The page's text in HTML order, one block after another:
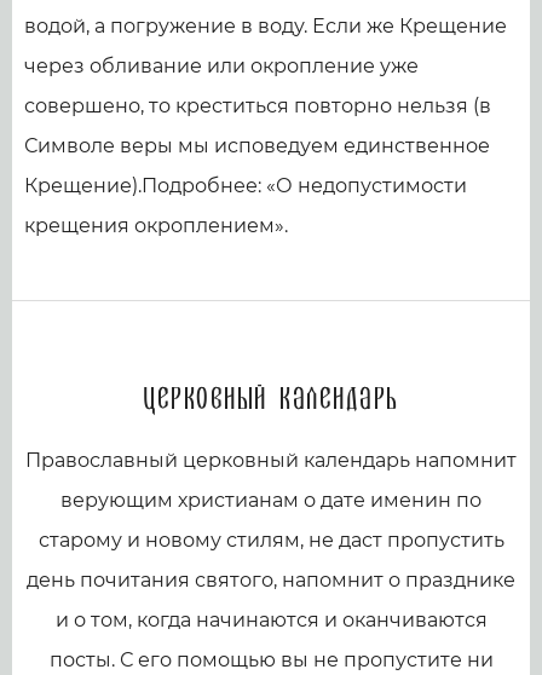
водой, а погружение в воду. Если же Крещение
через обливание или окропление уже
совершено, то креститься повторно нельзя (в
Символе веры мы исповедуем единственное
Крещение).Подробнее: «О недопустимости
крещения окроплением».
Церковный календарь
Православный церковный календарь напомнит
верующим христианам о дате именин по
старому и новому стилям, не даст пропустить
день почитания святого, напомнит о празднике
и о том, когда начинаются и оканчиваются
посты. С его помощью вы не пропустите ни